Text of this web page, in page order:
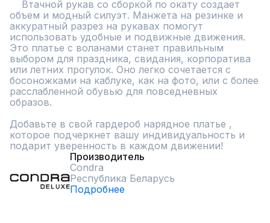
объем и модный силуэт. Манжета на резинке и
аккуратный разрез на рукавах помогут
использовать удобные и подвижные движения.
Это платье с воланами станет правильным
выбором для праздника, свидания, корпоратива
или летних прогулок. Оно легко сочетается с
босоножками на каблуке, как на фото, или с более
расслабленной обувью для повседневных
образов.
Добавьте в свой гардероб нарядное платье ,
которое подчеркнет вашу индивидуальность и
подарит уверенность в каждом движении!
Производитель
Condra
Республика Беларусь
Подробнее